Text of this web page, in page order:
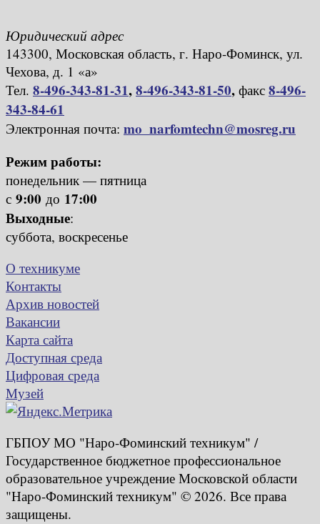
Юридический адрес
143300, Московская область, г. Наро-Фоминск, ул.
Чехова, д. 1 «а»
Тел. 8-496-343-81-31,8-496-343-81-50, факс 8-496-
343-84-61
Электронная почта: mo_narfomtechn@mosreg.ru
Режим работы:
понедельник — пятница
с 9:00 до 17:00
Выходные:
суббота, воскресенье
О техникуме
Контакты
Архив новостей
Вакансии
Карта сайта
Доступная среда
Цифровая среда
Музей
ГБПОУ МО "Наро-Фоминский техникум" /
Государственное бюджетное профессиональное
образовательное учреждение Московской области
"Наро-Фоминский техникум" © 2026. Все права
защищены.